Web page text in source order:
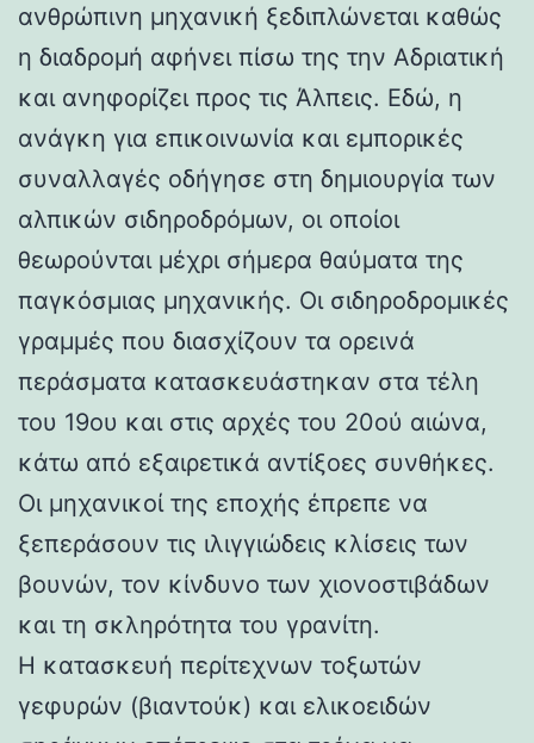
ανθρώπινη μηχανική ξεδιπλώνεται καθώς
η διαδρομή αφήνει πίσω της την Αδριατική
και ανηφορίζει προς τις Άλπεις. Εδώ, η
ανάγκη για επικοινωνία και εμπορικές
συναλλαγές οδήγησε στη δημιουργία των
αλπικών σιδηροδρόμων, οι οποίοι
θεωρούνται μέχρι σήμερα θαύματα της
παγκόσμιας μηχανικής. Οι σιδηροδρομικές
γραμμές που διασχίζουν τα ορεινά
περάσματα κατασκευάστηκαν στα τέλη
του 19ου και στις αρχές του 20ού αιώνα,
κάτω από εξαιρετικά αντίξοες συνθήκες.
Οι μηχανικοί της εποχής έπρεπε να
ξεπεράσουν τις ιλιγγιώδεις κλίσεις των
βουνών, τον κίνδυνο των χιονοστιβάδων
και τη σκληρότητα του γρανίτη.
Η κατασκευή περίτεχνων τοξωτών
γεφυρών (βιαντούκ) και ελικοειδών